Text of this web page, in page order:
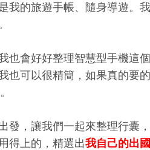
我的旅遊手帳、隨身導遊。
會好好整理智慧型手機這個
也可以很精簡，如果真的要
發，讓我們一起來整理行囊
得上的，精選出我自己的出